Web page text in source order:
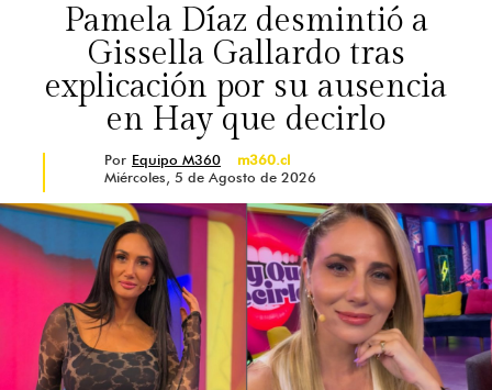
Pamela Díaz desmintió a
Gissella Gallardo tras
explicación por su ausencia
en Hay que decirlo
Por Equipo M360
m360.cl
Miércoles, 5 de Agosto de 2026